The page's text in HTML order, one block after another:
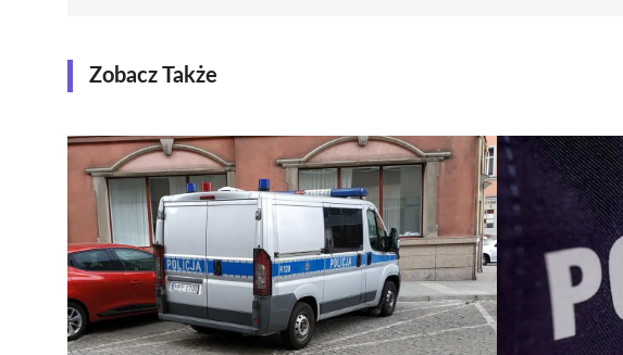
Zobacz Także